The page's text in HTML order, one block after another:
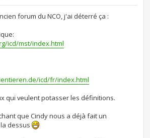
forum du NCO, j'ai déterré ça :
icd/mst/index.html
icd/fr/index.html
qui veulent potasser les définitions.
que Cindy nous a déjà fait un
dessus